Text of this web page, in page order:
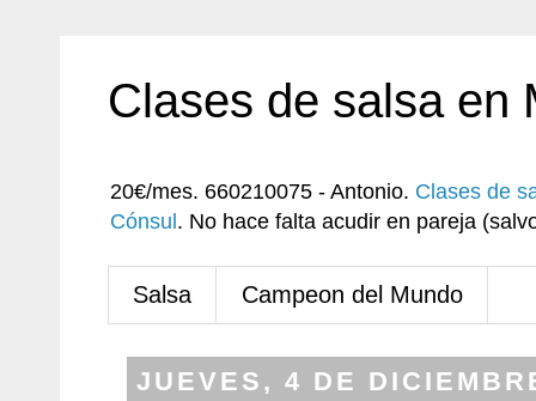
Clases de salsa en
20€/mes. 660210075 - Antonio. Clases de
Cónsul . No hace falta acudir en pareja
Salsa Campeon del Mundo
JUEVES, 4 DE